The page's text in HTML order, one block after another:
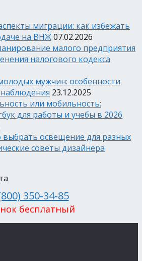
миграции: как избежать
на ВНЖ07.02.2026
малого предприятия
налогового кодекса
мужчин: особенности
23.12.2025
или мобильность:
для работы и учебы в 2026
выбрать освещение для разных
советы дизайнера
350-34-85
бесплатный